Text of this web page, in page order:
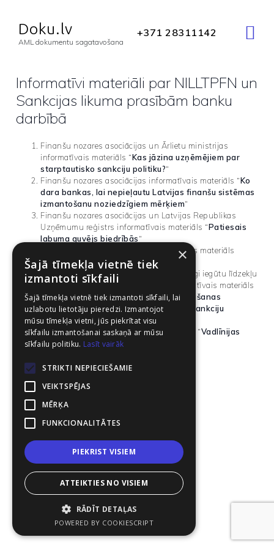
Doku.lv
AML dokumentu sagatavošana
+371 28311142
Doku.lv
AML UN SANKCIJAS
LICENCĒŠANA
AML APMĀCĪBAS
AML TESTS
VID PĀRBAUDES
PAR AML
AIZDEVUMU DOŠANA
INFORMATĪVI MATERIĀLI
KONTAKTI
Link Link
Informatīvi materiāli par NILLTPFN un
Sankcijas likuma prasībām banku
darbībā
Finanšu nozares asociācijas un Ārlietu ministrijas
informatīvais materiāls “Kas jāzina uzņēmējiem par
starptautisko sankciju politiku?“
Finanšu nozares asociācijas informatīvais materiāls “Ko
dara bankas, lai nepieļautu Latvijas finanšu sistēmas
izmantošanu noziedzīgiem mērķiem“
Finanšu nozares asociācijas un Latvijas Republikas
Uzņēmumu reģistrs informatīvais materiāls “Patiesais
labuma guvējs biedrībās“
Finanšu nozares asociācijas informatīvais materiāls
“Kāpēc bankas jautā“
Finanšu nozares asociācijas un Noziedzīgi iegūtu līdzekļu
legalizācijas novēršanas dienesta informatīvais materiāls
“Mīti un patiesiba par naudas atmazgāšanas
apkarošanu un starptautisko finanšu sankciju
ievērošanu“
Ārlietu ministrijas informatīvais materiāls “Vadlīnijas
sankciju efektīvai ieviešanai Latvijā
© 2025 Doku.lv. Visas tiesības aizsargātas.
×
Šajā tīmekļa vietnē tiek
izmantoti sīkfaili
Šajā tīmekļa vietnē tiek izmantoti sīkfaili, lai
uzlabotu lietotāju pieredzi. Izmantojot
mūsu tīmekļa vietni, jūs piekrītat visu
sīkfailu izmantošanai saskaņā ar mūsu
sīkfailu politiku. Lasīt vairāk
STRIKTI NEPIECIEŠAMIE
VEIKTSPĒJAS
MĒRĶA
FUNKCIONALITĀTES
PIEKRIST VISIEM
ATTEIKTIES NO VISIEM
RĀDĪT DETAĻAS
POWERED BY COOKIESCRIPT